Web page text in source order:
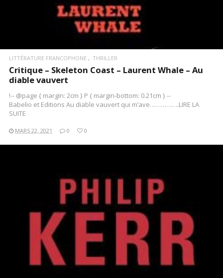
LITTÉRATURE FRANCOPHONE THRILLER
Critique – Skeleton Coast – Laurent Whale – Au
diable vauvert
!-- @page { margin: 2cm } P { margin-bottom: 0.21cm } --
Babelio et Editions Au diable vauvert qui m’ave…………….LIRE LA
SUITE
MARS 22, 2021 0 0